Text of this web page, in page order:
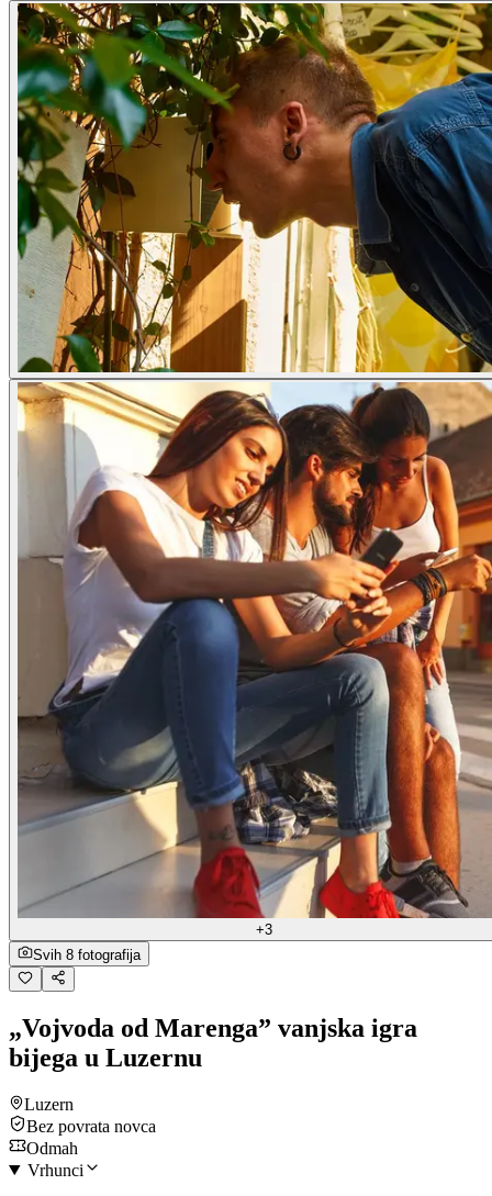
+3
Svih 8 fotografija
„Vojvoda od Marenga” vanjska igra
bijega u Luzernu
Luzern
Bez povrata novca
Odmah
Vrhunci